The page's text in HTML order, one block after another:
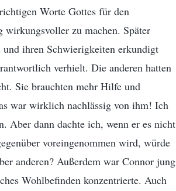
Worte Gottes für den
wirkungsvoller zu machen. Später
ihren Schwierigkeiten erkundigt
verhielt. Die anderen hatten
Sie brauchten mehr Hilfe und
war wirklich nachlässig von ihm! Ich
Aber dann dachte ich, wenn er es nicht
voreingenommen wird, würde
anderen? Außerdem war Connor jung
Wohlbefinden konzentrierte. Auch